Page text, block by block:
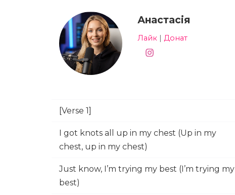
Анастасія
Лайк | Донат
[Verse 1]
I got knots all up in my chest (Up in my
chest, up in my chest)
Just know, I’m trying my best (I’m trying my
best)